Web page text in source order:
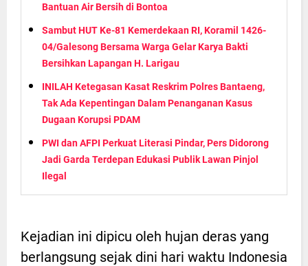
Bantuan Air Bersih di Bontoa
Sambut HUT Ke-81 Kemerdekaan RI, Koramil 1426-
04/Galesong Bersama Warga Gelar Karya Bakti
Bersihkan Lapangan H. Larigau
INILAH Ketegasan Kasat Reskrim Polres Bantaeng,
Tak Ada Kepentingan Dalam Penanganan Kasus
Dugaan Korupsi PDAM
PWI dan AFPI Perkuat Literasi Pindar, Pers Didorong
Jadi Garda Terdepan Edukasi Publik Lawan Pinjol
Ilegal
Kejadian ini dipicu oleh hujan deras yang
berlangsung sejak dini hari waktu Indonesia